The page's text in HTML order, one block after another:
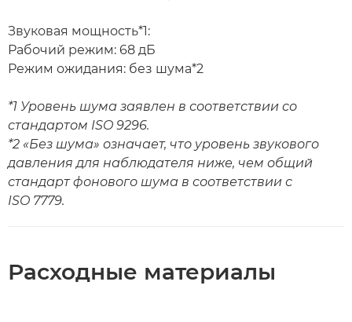
Звуковая мощность*1:
Рабочий режим: 68 дБ
Режим ожидания: без шума*2
*1 Уровень шума заявлен в соответствии со
стандартом ISO 9296.
*2 «Без шума» означает, что уровень звукового
давления для наблюдателя ниже, чем общий
стандарт фонового шума в соответствии с
ISO 7779.
Расходные материалы